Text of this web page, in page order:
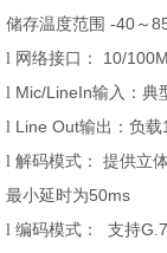
储存温度范围 -40 ～
l 网络接口： 10/
l Mic/LineIn输入： 典
l Line Out输出： 负载
l 解码模式 ：
提供立
最小延时为50ms
l 编码模式 ： 支持